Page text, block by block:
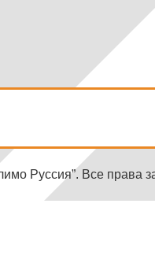
Руссия”. Все права